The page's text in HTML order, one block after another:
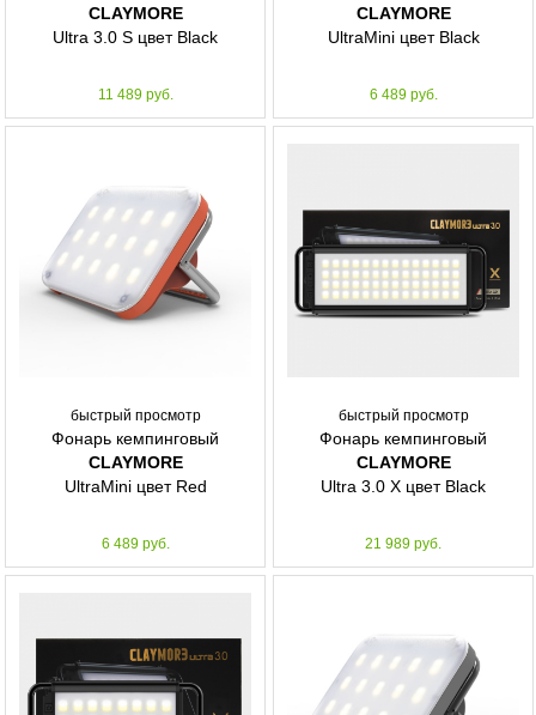
CLAYMORE
Ultra 3.0 S цвет Black
11 489 руб.
CLAYMORE
UltraMini цвет Black
6 489 руб.
быстрый просмотр
Фонарь кемпинговый
CLAYMORE
UltraMini цвет Red
6 489 руб.
быстрый просмотр
Фонарь кемпинговый
CLAYMORE
Ultra 3.0 X цвет Black
21 989 руб.